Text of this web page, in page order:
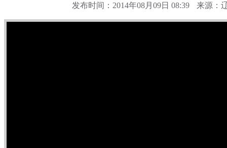
发布时间：2014年08月09日 08:39 来源：